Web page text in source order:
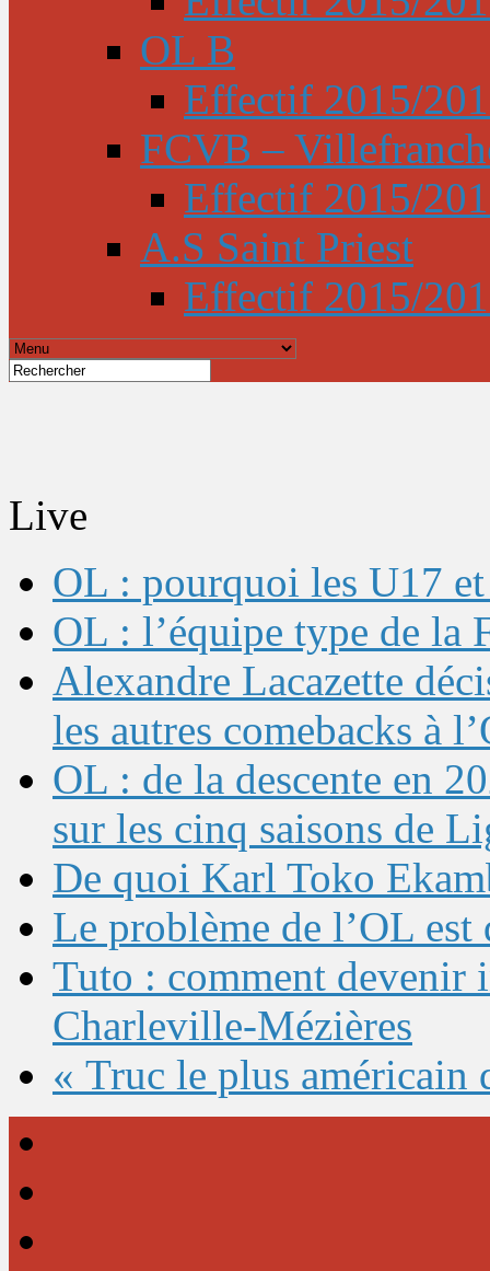
OL B
Effectif 2015/
FCVB –
Effectif 2015/
A.S Saint Priest
Effectif 2015/
Live
OL : pourquoi les U17
OL : l’équipe type de la
Alexandre Lacazette
les autres comebacks à
OL : de la descente en
sur les cinq saisons de
De quoi Karl Toko
Le problème de l’OL
Tuto : comment devenir
Charleville-Mézières
« Truc le plus américain